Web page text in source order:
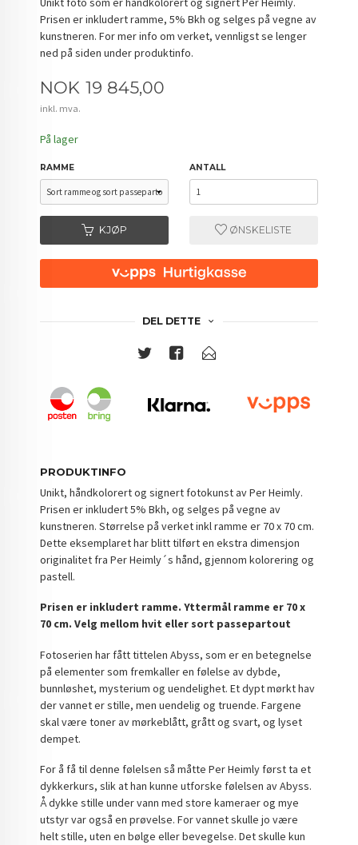
Prisen er inkludert ramme, 5% Bkh og selges på vegne av
kunstneren. For mer info om verket, vennligst se lenger
ned på siden under produktinfo.
Pris
NOK 19 845,00
inkl. mva.
På lager
RAMME ANTALL
KJØP ØNSKELISTE
DEL DETTE
PRODUKTINFO
Unikt, håndkolorert og signert fotokunst av Per Heimly.
Prisen er inkludert 5% Bkh, og selges på vegne av
kunstneren. Størrelse på verket inkl ramme er 70 x 70 cm.
Dette eksemplaret har blitt tilført en ekstra dimensjon
originalitet fra Per Heimly´s hånd, gjennom kolorering og
pastell.
Prisen er inkludert ramme.Yttermål ramme er 70 x
70 cm. Velg mellom hvit eller sort passepartout
Fotoserien har fått tittelen Abyss, som er en betegnelse
på elementer som fremkaller en følelse av dybde,
bunnløshet, mysterium og uendelighet. Et dypt mørkt hav
der vannet er stille, men uendelig og truende. Fargene
skal være toner av mørkeblått, grått og svart, og lyset
dempet.
For å få til denne følelsen så måtte Per Heimly først ta et
dykkerkurs, slik at han kunne utforske følelsen av Abyss.
Å dykke stille under vann med store kameraer og mye
utstyr var også en prøvelse. For vannet skulle jo være
helt stille, uten en bølge eller bevegelse. Det skulle kun